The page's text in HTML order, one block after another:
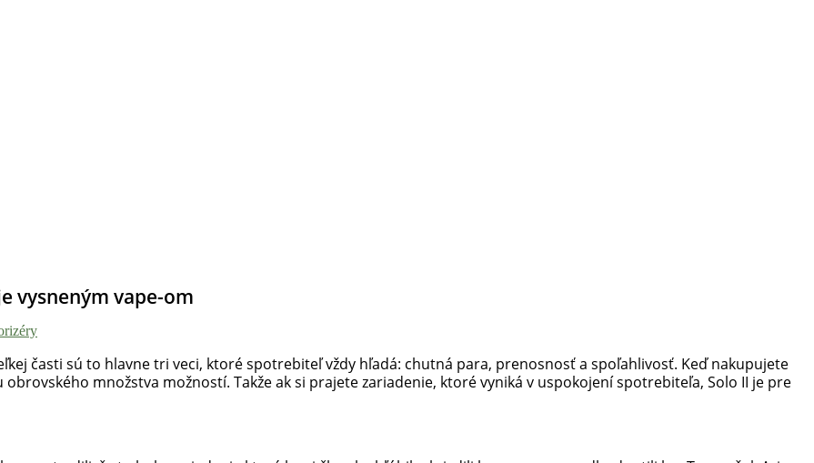
vysneným vape-om
časti sú to hlavne tri veci, ktoré spotrebiteľ vždy hľadá: chutná para, prenosnosť a spoľahlivosť. Keď nakupujete
množstva možností. Takže ak si prajete zariadenie, ktoré vyniká v uspokojení spotrebiteľa, Solo II je pre